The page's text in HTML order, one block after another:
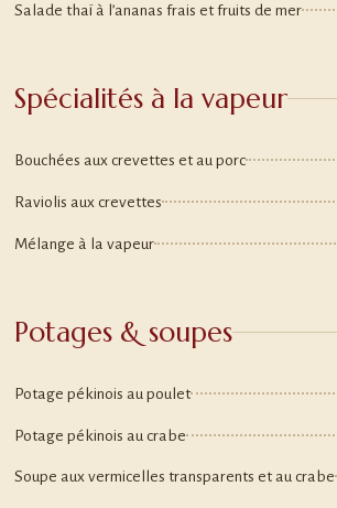
Salade thaï à l’ananas frais et fruits de mer
Spécialités à la vapeur
Bouchées aux crevettes et au porc
Raviolis aux crevettes
Mélange à la vapeur
Potages & soupes
Potage pékinois au poulet
Potage pékinois au crabe
Soupe aux vermicelles transparents et au crabe